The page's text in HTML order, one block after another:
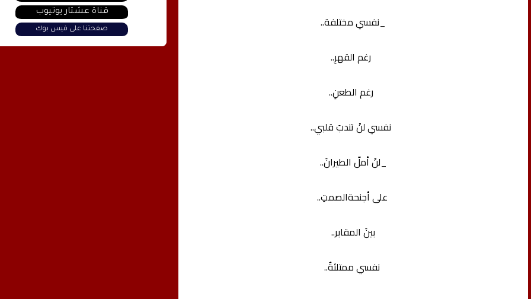
_نفسي مختلفة..
رغم القهرِ..
رغم الطعنِ..
نفسي لنْ تندبَ قلبي..
_لنْ أملّ الطيرانَ..
على أجنحةالصمتِ..
بينَ المقابر..
نفسي ممتلئةٌ..
قناة عشتار يوتيوب
صفحتنا على فيس بوك